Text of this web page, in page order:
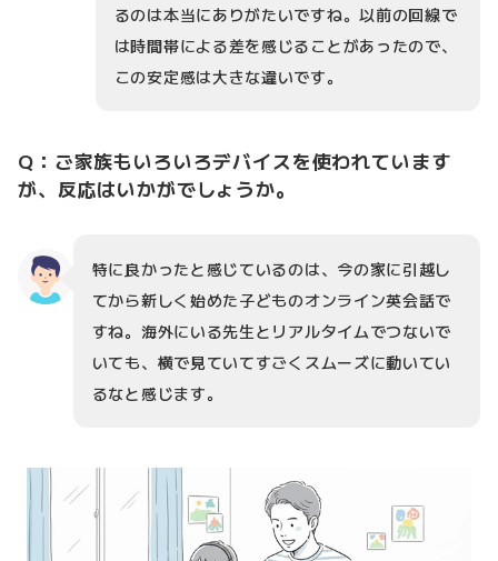
るのは本当にありがたいですね。以前の回線で
は時間帯による差を感じることがあったので、
この安定感は大きな違いです。
Q：ご家族もいろいろデバイスを使われています
が、反応はいかがでしょうか。
特に良かったと感じているのは、今の家に引越し
てから新しく始めた子どものオンライン英会話で
すね。海外にいる先生とリアルタイムでつないで
いても、横で見ていてすごくスムーズに動いてい
るなと感じます。